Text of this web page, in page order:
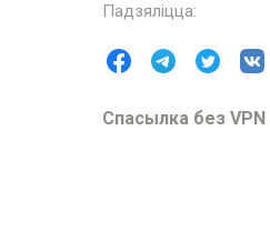
Спасылка без VPN